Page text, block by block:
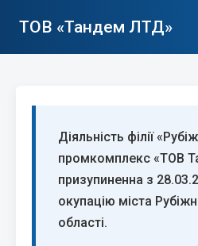
ТОВ «Тандем ЛТД»
Діяльність філії
промкомплекс «ТОВ
призупиненна з
окупацію міста
області.